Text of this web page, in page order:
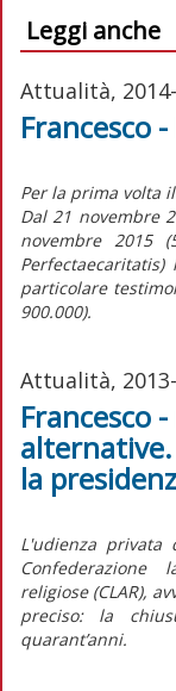
Leggi anche
Attualità,
Francesco
Per la prima volta
Dal 21 novembre
novembre 2015
particolare
900.000).
Attualità,
Francesco
la
L'udienza privata
religiose (CLAR),
preciso: la
quarant’anni.